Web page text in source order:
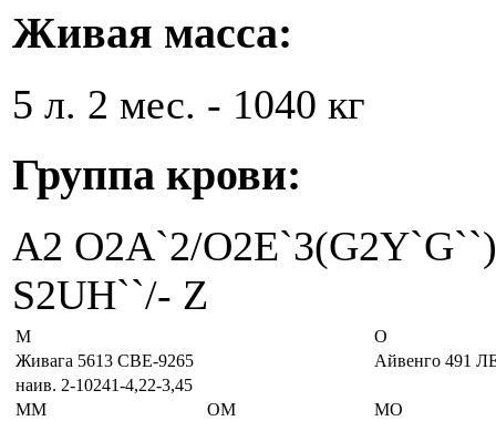
Живая масса:
5 л. 2 мес. - 1040 кг
Группа крови:
A2 O2A`2/
S2UH``/- Z
М
О
Живага 5613 СВЕ-9265
Айвенго 491
наив. 2-10241-4,22-3,45
ММ
ОМ
МО